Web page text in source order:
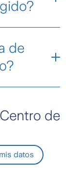
de
de
datos